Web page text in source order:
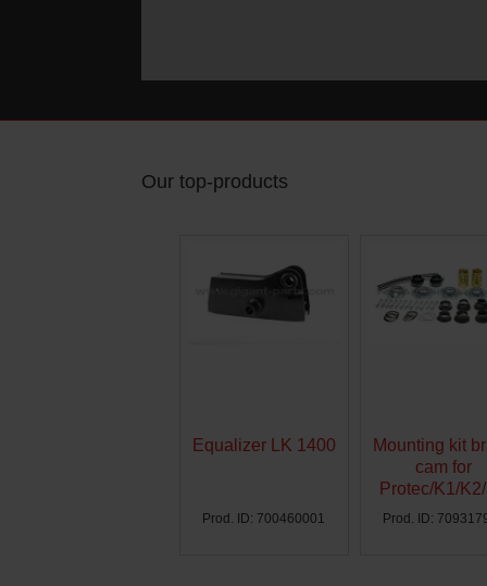
Our top-products
Equalizer LK 1400
Prod. ID: 700460001
Mounting kit
cam for
Protec/K1/
Ø300 -
Prod. ID: